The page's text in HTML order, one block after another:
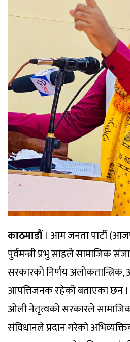
काठमाडौं। आम जनता पार्टी
पुर्वमन्त्री प्रभु साहले सामाजिक
सरकारको निर्णय
आपत्तिजनक रहेको बताएका छन ।
ओली नेतृत्वको सरकारले
संविधानले प्रदान गरेको